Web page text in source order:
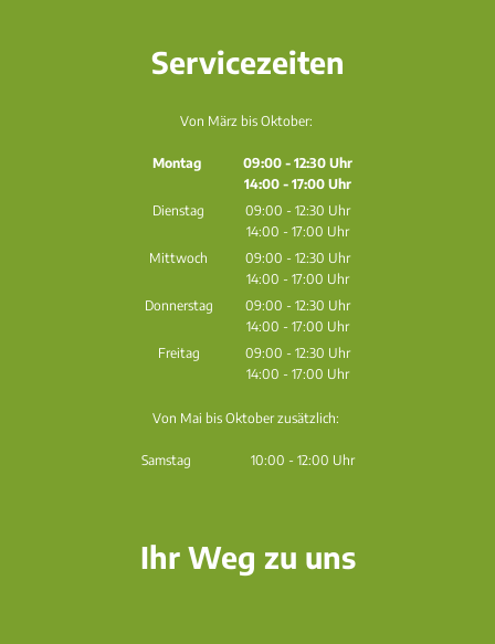
Servicezeiten
Von März bis Oktober:
Montag 09:00- 12:30Uhr
Von 09:00 bis 12:30 Uhr
14:00- 17:00Uhr
Von 14:00 bis 17:00 Uhr
Dienstag 09:00 - 12:30 Uhr
Von 09:00 bis 12:30 Uhr
14:00 - 17:00 Uhr
Von 14:00 bis 17:00 Uhr
Mittwoch 09:00 - 12:30 Uhr
Von 09:00 bis 12:30 Uhr
14:00 - 17:00 Uhr
Von 14:00 bis 17:00 Uhr
Donnerstag 09:00 - 12:30 Uhr
Von 09:00 bis 12:30 Uhr
14:00 - 17:00 Uhr
Von 14:00 bis 17:00 Uhr
Freitag 09:00 - 12:30 Uhr
Von 09:00 bis 12:30 Uhr
14:00 - 17:00 Uhr
Von Mai bis Oktober zusätzlich:
Samstag 10:00 - 12:00 Uhr
Ihr Weg zu uns